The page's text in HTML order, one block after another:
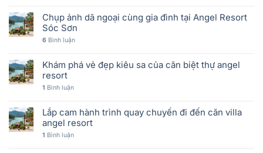
Chụp ảnh dã ngoại cùng gia đình tại Angel Resort
Sóc Sơn
6 Bình luận
Khám phá vẻ đẹp kiêu sa của căn biệt thự angel
resort
1 Bình luận
Lắp cam hành trình quay chuyến đi đến căn villa
angel resort
1 Bình luận